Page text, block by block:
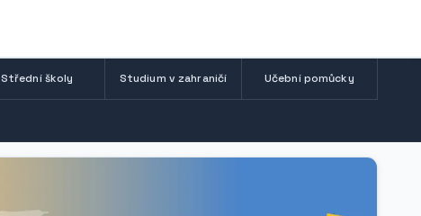
Střední školy Studium v zahraničí Učební pomůcky